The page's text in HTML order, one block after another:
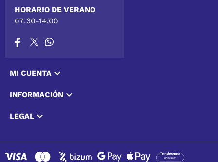
HORARIO DE VERANO
07:30-14:00
MI CUENTA 
INFORMACIÓN 
LEGAL 